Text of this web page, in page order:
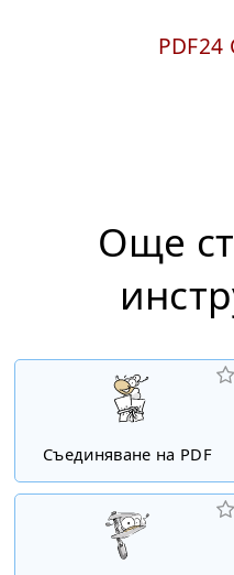
PDF24
Още
Съединяване на PDF